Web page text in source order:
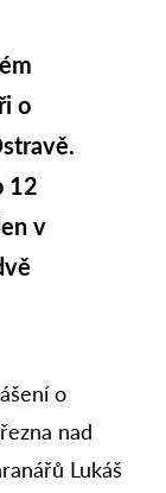
o
12
v
o
nad
Lukáš